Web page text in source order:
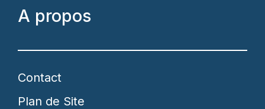
A propos
Contact
Plan de Site